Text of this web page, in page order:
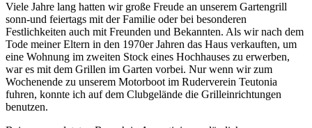
Viele Jahre lang hatten wir große Freude an unserem Gartengrill
sonn-und feiertags mit der Familie oder bei besonderen
Festlichkeiten auch mit Freunden und Bekannten. Als wir nach dem
Tode meiner Eltern in den 1970er Jahren das Haus verkauften, um
eine Wohnung im zweiten Stock eines Hochhauses zu erwerben,
war es mit dem Grillen im Garten vorbei. Nur wenn wir zum
Wochenende zu unserem Motorboot im Ruderverein Teutonia
fuhren, konnte ich auf dem Clubgelände die Grilleinrichtungen
benutzen.